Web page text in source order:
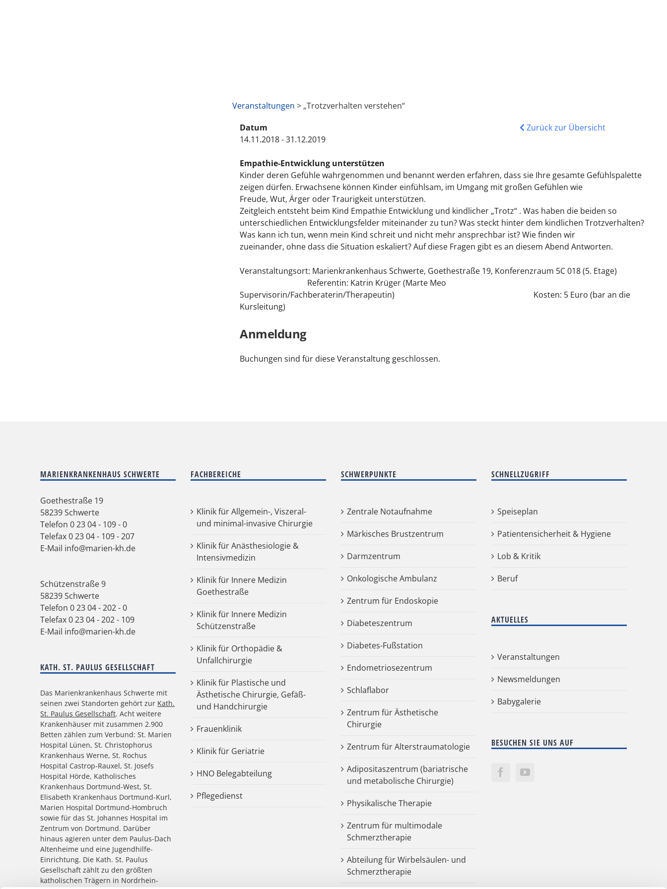
Veranstaltungen > „Trotzverhalten verstehen“
Datum
14.11.2018 - 31.12.2019
Zurück zur Übersicht
Empathie-Entwicklung unterstützen
Kinder deren Gefühle wahrgenommen und benannt werden erfahren, dass sie Ihre gesamte Gefühlspalette
zeigen dürfen. Erwachsene können Kinder einfühlsam, im Umgang mit großen Gefühlen wie
Freude, Wut, Ärger oder Traurigkeit unterstützen.
Zeitgleich entsteht beim Kind Empathie Entwicklung und kindlicher „Trotz“ . Was haben die beiden so
unterschiedlichen Entwicklungsfelder miteinander zu tun? Was steckt hinter dem kindlichen Trotzverhalten?
Was kann ich tun, wenn mein Kind schreit und nicht mehr ansprechbar ist? Wie finden wir
zueinander, ohne dass die Situation eskaliert? Auf diese Fragen gibt es an diesem Abend Antworten.
Veranstaltungsort: Marienkrankenhaus Schwerte, Goethestraße 19, Konferenzraum 5C 018 (5. Etage)
Referentin: Katrin Krüger (Marte Meo
Supervisorin/Fachberaterin/Therapeutin) Kosten: 5 Euro (bar an die
Kursleitung)
Anmeldung
Buchungen sind für diese Veranstaltung geschlossen.
MARIENKRANKENHAUS SCHWERTE
Goethestraße 19
58239 Schwerte
Telefon0 23 04 - 109 - 0
Telefax 0 23 04 - 109 - 207
E-Mail info@marien-kh.de
Schützenstraße 9
58239 Schwerte
Telefon0 23 04 - 202 - 0
Telefax 0 23 04 - 202 - 109
E-Mail info@marien-kh.de
KATH. ST. PAULUS GESELLSCHAFT
Das Marienkrankenhaus Schwerte mit
seinen zwei Standorten gehört zur Kath.
St. Paulus Gesellschaft. Acht weitere
Krankenhäuser mit zusammen 2.900
Betten zählen zum Verbund: St. Marien
Hospital Lünen, St. Christophorus
Krankenhaus Werne, St. Rochus
Hospital Castrop-Rauxel, St. Josefs
Hospital Hörde, Katholisches
Krankenhaus Dortmund-West, St.
Elisabeth Krankenhaus Dortmund-Kurl,
Marien Hospital Dortmund-Hombruch
sowie für das St. Johannes Hospital im
Zentrum von Dortmund. Darüber
hinaus agieren unter dem Paulus-Dach
Altenheime und eine Jugendhilfe-
Einrichtung. Die Kath. St. Paulus
Gesellschaft zählt zu den größten
katholischen Trägern in Nordrhein-
FACHBEREICHE
Klinik für Allgemein-, Viszeral-
und minimal-invasive Chirurgie
Klinik für Anästhesiologie &
Intensivmedizin
Klinik für Innere Medizin
Goethestraße
Klinik für Innere Medizin
Schützenstraße
Klinik für Orthopädie &
Unfallchirurgie
Klinik für Plastische und
Ästhetische Chirurgie, Gefäß-
und Handchirurgie
Frauenklinik
Klinik für Geriatrie
HNO Belegabteilung
Pflegedienst
SCHWERPUNKTE
Zentrale Notaufnahme
Märkisches Brustzentrum
Darmzentrum
Onkologische Ambulanz
Zentrum für Endoskopie
Diabeteszentrum
Diabetes-Fußstation
Endometriosezentrum
Schlaflabor
Zentrum für Ästhetische
Chirurgie
Zentrum für Alterstraumatologie
Adipositaszentrum (bariatrische
und metabolische Chirurgie)
Physikalische Therapie
Zentrum für multimodale
Schmerztherapie
Abteilung für Wirbelsäulen- und
Schmerztherapie
SCHNELLZUGRIFF
Speiseplan
Patientensicherheit & Hygiene
Lob & Kritik
Beruf
AKTUELLES
Veranstaltungen
Newsmeldungen
Babygalerie
BESUCHEN SIE UNS AUF